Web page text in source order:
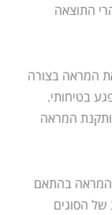
התוצאה
המראה בצורה
בטיחותי.
המראה
המראה בהתאם
הסוגים